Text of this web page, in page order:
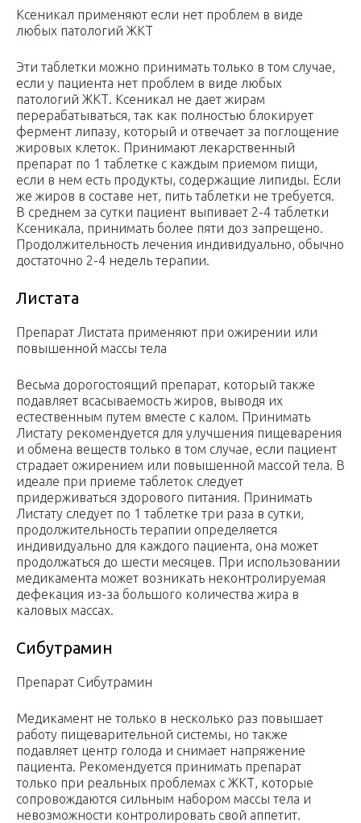
Ксеникал применяют если нет проблем в виде
любых патологий ЖКТ
Эти таблетки можно принимать только в том случае,
если у пациента нет проблем в виде любых
патологий ЖКТ. Ксеникал не дает жирам
перерабатываться, так как полностью блокирует
фермент липазу, который и отвечает за поглощение
жировых клеток. Принимают лекарственный
препарат по 1 таблетке с каждым приемом пищи,
если в нем есть продукты, содержащие липиды. Если
же жиров в составе нет, пить таблетки не требуется.
В среднем за сутки пациент выпивает 2-4 таблетки
Ксеникала, принимать более пяти доз запрещено.
Продолжительность лечения индивидуально, обычно
достаточно 2-4 недель терапии.
Листата
Препарат Листата применяют при ожирении или
повышенной массы тела
Весьма дорогостоящий препарат, который также
подавляет всасываемость жиров, выводя их
естественным путем вместе с калом. Принимать
Листату рекомендуется для улучшения пищеварения
и обмена веществ только в том случае, если пациент
страдает ожирением или повышенной массой тела. В
идеале при приеме таблеток следует
придерживаться здорового питания. Принимать
Листату следует по 1 таблетке три раза в сутки,
продолжительность терапии определяется
индивидуально для каждого пациента, она может
продолжаться до шести месяцев. При использовании
медикамента может возникать неконтролируемая
дефекация из-за большого количества жира в
каловых массах.
Сибутрамин
Препарат Сибутрамин
Медикамент не только в несколько раз повышает
работу пищеварительной системы, но также
подавляет центр голода и снимает напряжение
пациента. Рекомендуется принимать препарат
только при реальных проблемах с ЖКТ, которые
сопровождаются сильным набором массы тела и
невозможности контролировать свой аппетит.